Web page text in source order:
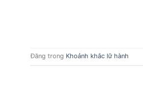
Đăng trong Khoảnh khắc lữ hành